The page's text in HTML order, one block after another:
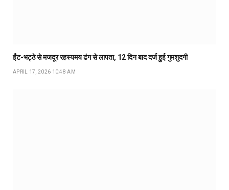
ईंट-भट्ठे से मजदूर रहस्यमय ढंग से लापता, 12 दिन बाद दर्ज हुई गुमशुदगी
APRIL 17, 2026 10:48 AM